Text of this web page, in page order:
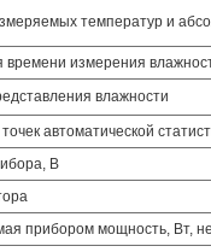
температур и
времени измерения
влажности
автоматической
В
прибором мощность, Вт,